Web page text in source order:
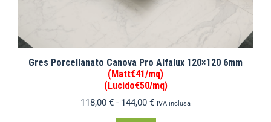
Gres Porcellanato Canova Pro Alfalux 120×120 6mm
(Matt€41/mq)
(Lucido€50/mq)
118,00 € - 144,00 € IVA inclusa